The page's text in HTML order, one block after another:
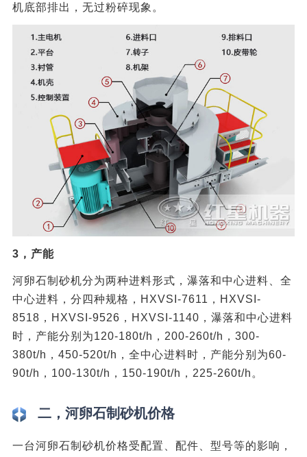
机底部排出，无过粉碎现象。
3，产能
河卵石制砂机分为两种进料形式，瀑落和中心进料、全
中心进料，分四种规格，HXVSI-7611，HXVSI-
8518，HXVSI-9526，HXVSI-1140，瀑落和中心进料
时，产能分别为120-180t/h，200-260t/h，300-
380t/h，450-520t/h，全中心进料时，产能分别为60-
90t/h，100-130t/h，150-190t/h，225-260t/h。
二，河卵石制砂机价格
一台河卵石制砂机价格受配置、配件、型号等的影响，